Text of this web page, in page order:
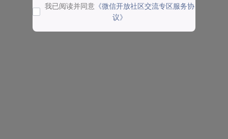
我已阅读并同意 《微信开放社区交流专区服务协
议》